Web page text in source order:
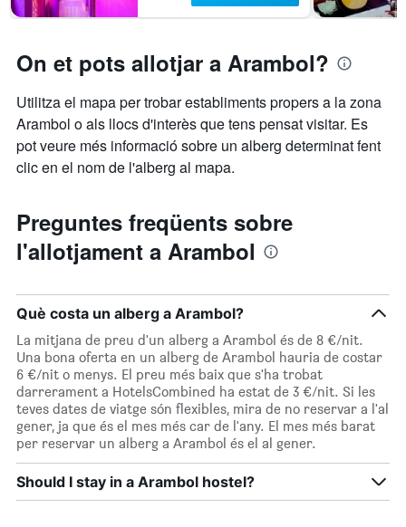
On et pots allotjar a Arambol?
Utilitza el mapa per trobar establiments propers a la zona
Arambol o als llocs d'interès que tens pensat visitar. Es
pot veure més informació sobre un alberg determinat fent
clic en el nom de l'alberg al mapa.
Preguntes freqüents sobre
l'allotjament a Arambol
Què costa un alberg a Arambol?
La mitjana de preu d'un alberg a Arambol és de 8 €/nit.
Una bona oferta en un alberg de Arambol hauria de costar
6 €/nit o menys. El preu més baix que s'ha trobat
darrerament a HotelsCombined ha estat de 3 €/nit. Si les
teves dates de viatge són flexibles, mira de no reservar a l'al
gener, ja que és el mes més car de l'any. El mes més barat
per reservar un alberg a Arambol és el al gener.
Should I stay in a Arambol hostel?